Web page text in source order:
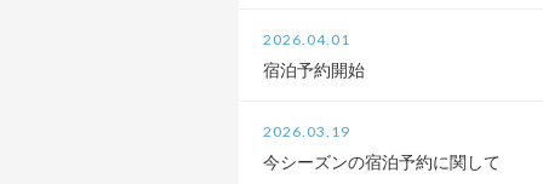
2026.04.01
宿泊予約開始
2026.03.19
今シーズンの宿泊予約に関して